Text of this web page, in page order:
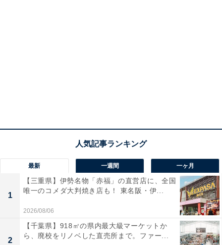
最新 一週間 一ヶ月
1
【三重県】伊勢名物「赤福」の直営店に、全国
唯一のコメダ大判焼き店も！ 東名阪・伊...
2026/08/06
2
【千葉県】918㎡の県内最大級マーケットか
ら、廃校をリノベした直売所まで。ファー...